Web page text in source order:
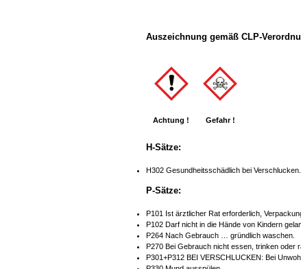
Auszeichnung gemäß CLP-
Achtung ! Gefahr !
H-Sätze:
H302 Gesundheitsschädlich bei Verschlucken.
P-Sätze:
P101 Ist ärztlicher Rat erforderlich,
P102 Darf nicht in die Hände von Kindern
P264 Nach Gebrauch … gründlich waschen.
P270 Bei Gebrauch nicht essen, trinken oder
P301+P312 BEI VERSCHLUCKEN: Bei